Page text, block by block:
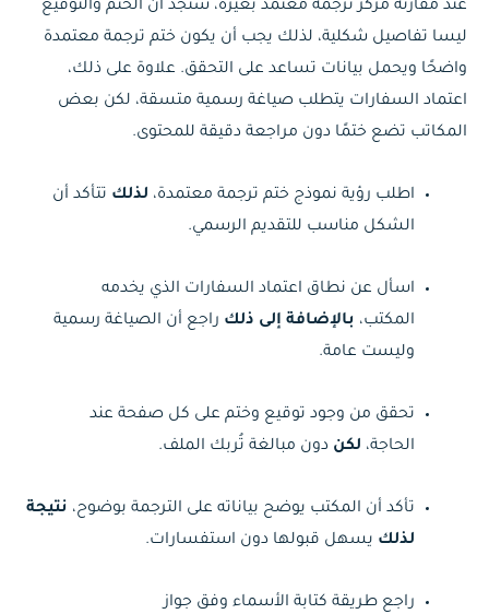
عند مقارنة مركز ترجمة معتمد بغيره، ستجد أن الختم والتوقيع
ليسا تفاصيل شكلية، لذلك يجب أن يكون ختم ترجمة معتمدة
واضحًا ويحمل بيانات تساعد على التحقق. علاوة على ذلك،
اعتماد السفارات يتطلب صياغة رسمية متسقة، لكن بعض
المكاتب تضع ختمًا دون مراجعة دقيقة للمحتوى.
اطلب رؤية نموذج ختم ترجمة معتمدة، لذلك تتأكد أن
الشكل مناسب للتقديم الرسمي.
اسأل عن نطاق اعتماد السفارات الذي يخدمه
المكتب، بالإضافة إلى ذلك راجع أن الصياغة رسمية
وليست عامة.
تحقق من وجود توقيع وختم على كل صفحة عند
الحاجة، لكن دون مبالغة تُربك الملف.
تأكد أن المكتب يوضح بياناته على الترجمة بوضوح، نتيجة
لذلك يسهل قبولها دون استفسارات.
راجع طريقة كتابة الأسماء وفق جواز